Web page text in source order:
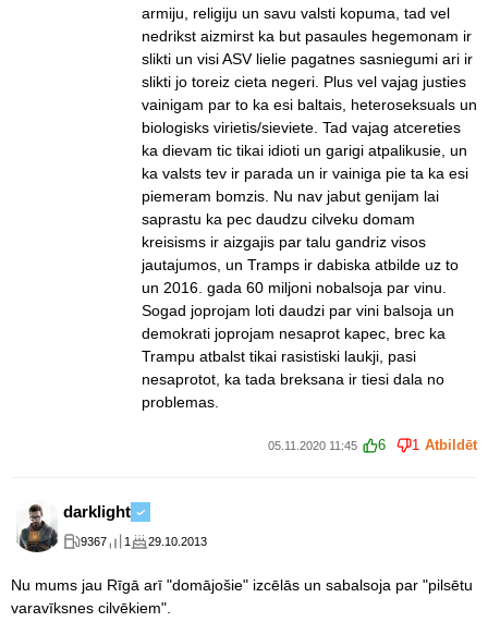
armiju, religiju un savu valsti kopuma, tad vel
nedrikst aizmirst ka but pasaules hegemonam ir
slikti un visi ASV lielie pagatnes sasniegumi ari ir
slikti jo toreiz cieta negeri. Plus vel vajag justies
vainigam par to ka esi baltais, heteroseksuals un
biologisks virietis/sieviete. Tad vajag atcereties
ka dievam tic tikai idioti un garigi atpalikusie, un
ka valsts tev ir parada un ir vainiga pie ta ka esi
piemeram bomzis. Nu nav jabut genijam lai
saprastu ka pec daudzu cilveku domam
kreisisms ir aizgajis par talu gandriz visos
jautajumos, un Tramps ir dabiska atbilde uz to
un 2016. gada 60 miljoni nobalsoja par vinu.
Sogad joprojam loti daudzi par vini balsoja un
demokrati joprojam nesaprot kapec, brec ka
Trampu atbalst tikai rasistiski laukji, pasi
nesaprotot, ka tada breksana ir tiesi dala no
problemas.
05.11.2020 11:45 6 1 Atbildēt
darklight
9367 1 29.10.2013
Nu mums jau Rīgā arī "domājošie" izcēlās un sabalsoja par "pilsētu
varavīksnes cilvēkiem".